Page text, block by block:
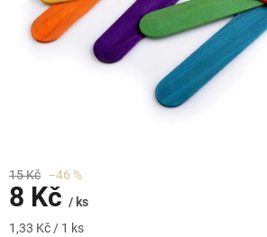
15 Kč –46 %
8 Kč / ks
Měrná
1,33 Kč / 1 ks